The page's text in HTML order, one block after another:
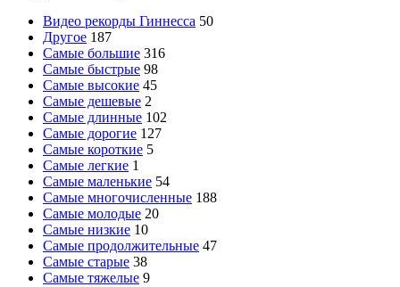
Видео рекорды Гиннесса 50
Другое 187
Самые большие 316
Самые быстрые 98
Самые высокие 45
Самые дешевые 2
Самые длинные 102
Самые дорогие 127
Самые короткие 5
Самые легкие 1
Самые маленькие 54
Самые многочисленные 188
Самые молодые 20
Самые низкие 10
Самые продолжительные 47
Самые старые 38
Самые тяжелые 9